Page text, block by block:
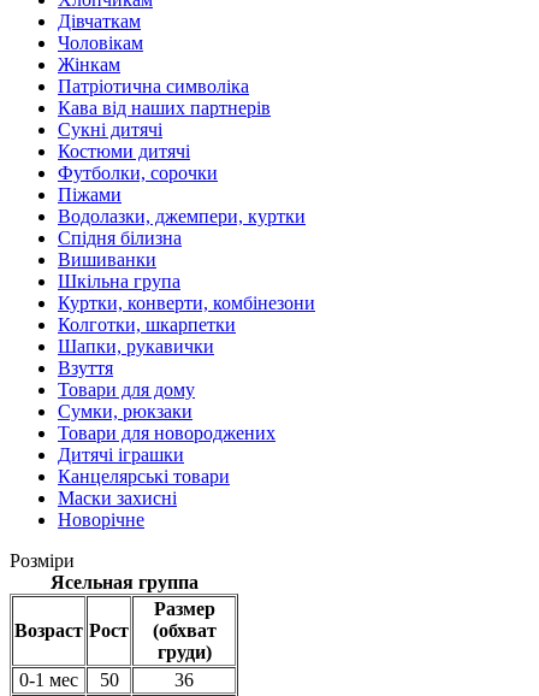
Дівчаткам
Чоловікам
Жінкам
Патріотична символіка
Кава від наших партнерів
Сукні дитячі
Костюми дитячі
Футболки, сорочки
Піжами
Водолазки, джемпери, куртки
Спідня білизна
Вишиванки
Шкільна група
Куртки, конверти, комбінезони
Колготки, шкарпетки
Шапки, рукавички
Взуття
Товари для дому
Сумки, рюкзаки
Товари для новороджених
Дитячі іграшки
Канцелярські товари
Маски захисні
Новорічне
Розміри
Ясельная группа
Возраст Рост
Размер
(обхват
груди)
0-1 мес
50
36